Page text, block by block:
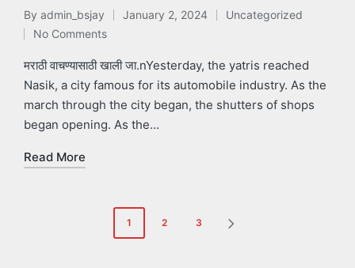
Posted
by
By admin_bsjay January 2, 2024
Posted
Uncategorized
No Comments
मराठी वाचण्यासाठी खाली जा.nYesterday, the yatris reached
Nasik, a city famous for its automobile industry. As the
march through the city began, the shutters of shops
began opening. As the…
Read More
1 2 3